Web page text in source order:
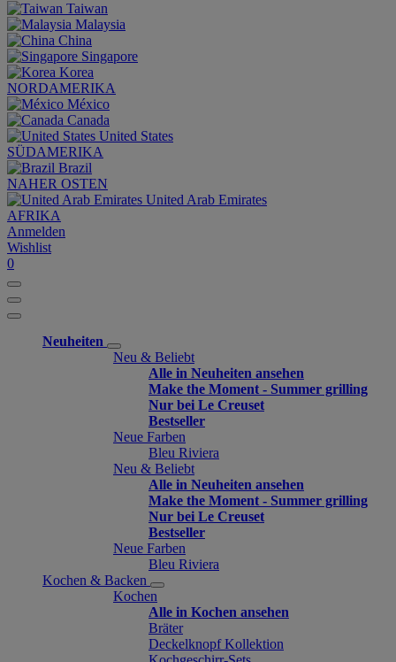
Taiwan
Malaysia
China
Singapore
Korea
NORDAMERIKA
México
Canada
United States
SÜDAMERIKA
Brazil
NAHER OSTEN
United Arab Emirates
AFRIKA
Anmelden
Wishlist
0
Neuheiten
Neu & Beliebt
Alle in Neuheiten ansehen
Make the Moment - Summer grilling
Nur bei Le Creuset
Bestseller
Neue Farben
Bleu Riviera
Neu & Beliebt
Alle in Neuheiten ansehen
Make the Moment - Summer grilling
Nur bei Le Creuset
Bestseller
Neue Farben
Bleu Riviera
Kochen & Backen
Kochen
Alle in Kochen ansehen
Bräter
Deckelknopf Kollektion